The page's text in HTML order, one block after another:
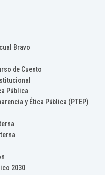
Bravo
de Cuento
Pública
y Ética Pública (PTEP)
2030